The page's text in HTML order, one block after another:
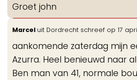
Groet john
Marcel uit Dordrecht schreef op 17
aankomende zaterdag mijn
Azurra. Heel benieuwd naar
Ben man van 41, normale